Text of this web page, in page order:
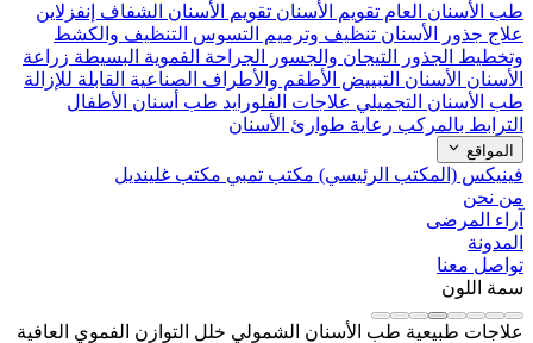
طب الأسنان العام تقويم الأسنان تقويم الأسنان الشفاف إنفزلاين
علاج جذور الأسنان تنظيف وترميم التسوس التنظيف والكشط
وتخطيط الجذور
التيجان والجسور الجراحة الفموية البسيطة زراعة
الأسنان الأسنان التبييض الأطقم والأطراف الصناعية القابلة للإزالة
طب الأسنان التجميلي علاجات الفلورايد طب أسنان الأطفال
الترابط بالمركب رعاية طوارئ الأسنان
المواقع
فينيكس (المكتب الرئيسي) مكتب تمبي مكتب غلينديل
من نحن
آراء المرضى
المدونة
تواصل معنا
سمة اللون
علاجات طبيعية طب الأسنان الشمولي خلل التوازن الفموي العافية